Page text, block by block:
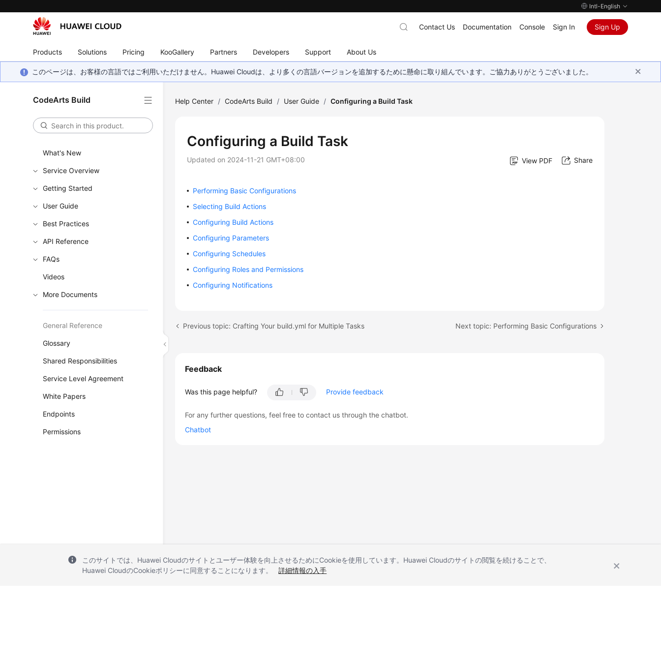
Intl-English
Products Solutions Pricing KooGallery Partners Developers Support About Us
Contact Us Documentation Console Sign In Sign Up
このページは、お客様の言語ではご利用いただけません。Huawei Cloudは、より多くの言語バージョンを追加するために懸命に取り組んでいます。ご協力ありがとうございました。
CodeArts Build
What's New
Service Overview
Getting Started
User Guide
Best Practices
API Reference
FAQs
Videos
More Documents
General Reference
Glossary
Shared Responsibilities
Service Level Agreement
White Papers
Endpoints
Permissions
Help Center / CodeArts Build / User Guide / Configuring a Build Task
Configuring a Build Task
Updated on 2024-11-21 GMT+08:00 View PDF Share
Performing Basic Configurations
Selecting Build Actions
Configuring Build Actions
Configuring Parameters
Configuring Schedules
Configuring Roles and Permissions
Configuring Notifications
Previous topic: Crafting Your build.yml for Multiple Tasks Next topic: Performing Basic Configurations
Feedback
Was this page helpful? Provide feedback
For any further questions, feel free to contact us through the chatbot.
Chatbot
このサイトでは、Huawei Cloudのサイトとユーザー体験を向上させるためにCookieを使用しています。Huawei Cloudのサイトの閲覧を続けることで、
Huawei CloudのCookieポリシーに同意することになります。
詳細情報の入手